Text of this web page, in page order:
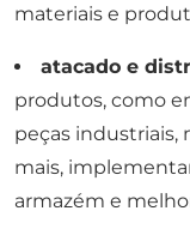
materiais e
atacado e
produtos, como
peças industriais,
mais,
armazém e